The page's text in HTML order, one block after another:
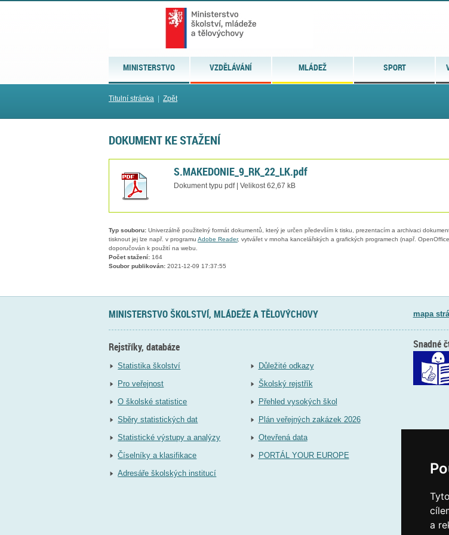
a
MINISTERSTVO VZDĚLÁVÁNÍ MLÁDEŽ SPORT
Titulní stránka Zpět
DOKUMENT KE STAŽENÍ
S.MAKEDONIE_9_RK_22_LK.pdf
Dokument typu pdf | Velikost 62,67 kB
Typ souboru: Univerzálně použitelný formát dokumentů, který je určen především k tisku, prezentacím a archivaci
tisknout jej lze např. v programu Adobe Reader, vytvářet v mnoha kancelářských a grafických programech (např.
doporučován k použití na webu.
Počet stažení: 164
Soubor publikován: 2021-12-09 17:37:55
MINISTERSTVO ŠKOLSTVÍ, MLÁDEŽE A TĚLOVÝCHOVY mapa
Rejstříky, databáze
Statistika školství
Pro veřejnost
O školské statistice
Sběry statistických dat
Statistické výstupy a analýzy
Číselníky a klasifikace
Adresáře školských institucí
Důležité odkazy
Školský rejstřík
Přehled vysokých škol
Plán veřejných zakázek 2026
Otevřená data
PORTÁL YOUR EUROPE
Snadné